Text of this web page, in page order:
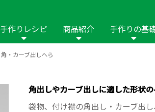
手作りレシピ
パッチワーク・キルト
商品紹介
ソーメニュ パッチワーク・キルト
作品本 おなまえつけグッズ
手作りの基
角・カーブ出しへら
角出しやカーブ出しに適した形状の
袋物、付け襟の角出し・カーブ出